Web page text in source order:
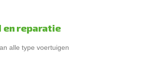
en reparatie
alle type voertuigen